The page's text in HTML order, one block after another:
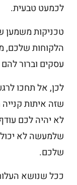
לכמעט טבעית.
טכניקות משמען
הלקוחות שלכם,
עסקים וברור
לכן, אל תחכו
שזה איתות קנייה
לא יהיה לכם
שלמעשה לא יכול
שלכם.
ככל שנושא